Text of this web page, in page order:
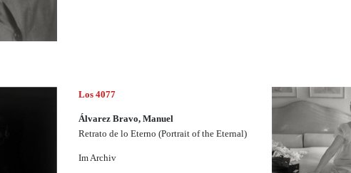
Los 4077
Álvarez Bravo, Manuel
Retrato de lo Eterno (Portrait of the Eternal)
Im Archiv